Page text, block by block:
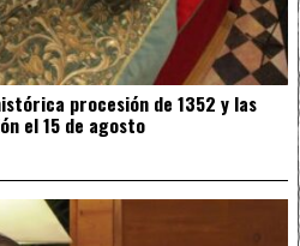
procesión de 1352 y las
el 15 de agosto